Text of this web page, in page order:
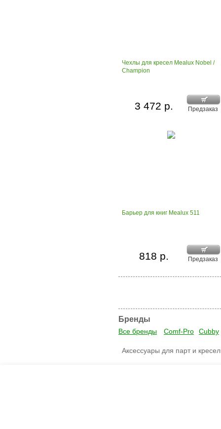
Чехлы для кресел Mealux Nobel /
Champion
Предзаказ
3 472 р.
Барьер для книг Mealux 511
Предзаказ
818 р.
Бренды
Все бренды Comf-Pro Cubby
Аксессуары для парт и кресел